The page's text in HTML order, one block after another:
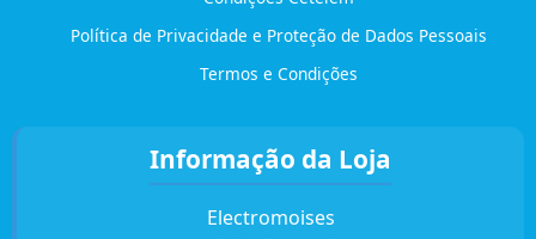
Política de Privacidade e Proteção de Dados Pessoais
Termos e Condições
Informação da Loja
Electromoises